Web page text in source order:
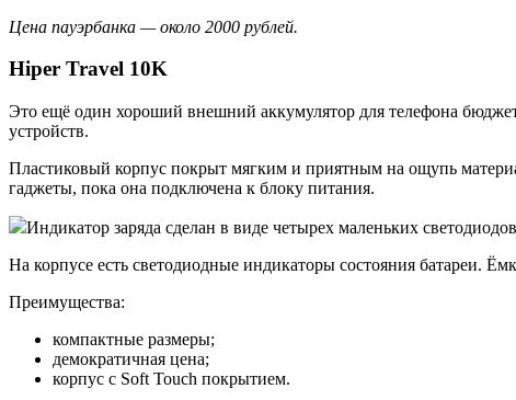
Цена пауэрбанка — около 2000 рублей.
Hiper Travel 10K
Это ещё один хороший внешний аккумулятор для телефона
устройств.
Пластиковый корпус покрыт мягким и приятным на ощупь
гаджеты, пока она подключена к блоку питания.
Индикатор заряда сделан в виде четырех маленьких
На корпусе есть светодиодные индикаторы состояния батареи.
Преимущества:
компактные размеры;
демократичная цена;
корпус с Soft Touch покрытием.